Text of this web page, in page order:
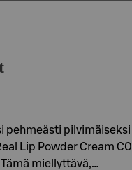
pehmeästi
Lip Powder Cream
miellyttävä,…